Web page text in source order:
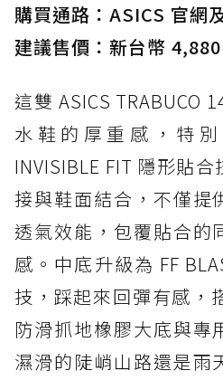
購買通路：ASICS 官網
建議售價：新台幣
這雙 ASICS TRABUCO
水鞋的厚重感，特別
INVISIBLE FIT 隱形貼
接與鞋面結合，不僅提
透氣效能，包覆貼合的
感。中底升級為 FF
技，踩起來回彈有感，
防滑抓地橡膠大底與專
濕滑的陡峭山路還是雨